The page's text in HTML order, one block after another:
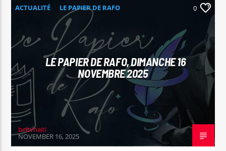
ACTUALITÉ LE PAPIER DE RAFO 0
LE PAPIER DE RAFO, DIMANCHE 16
NOVEMBRE 2025
beltvhaiti
NOVEMBER 16, 2025